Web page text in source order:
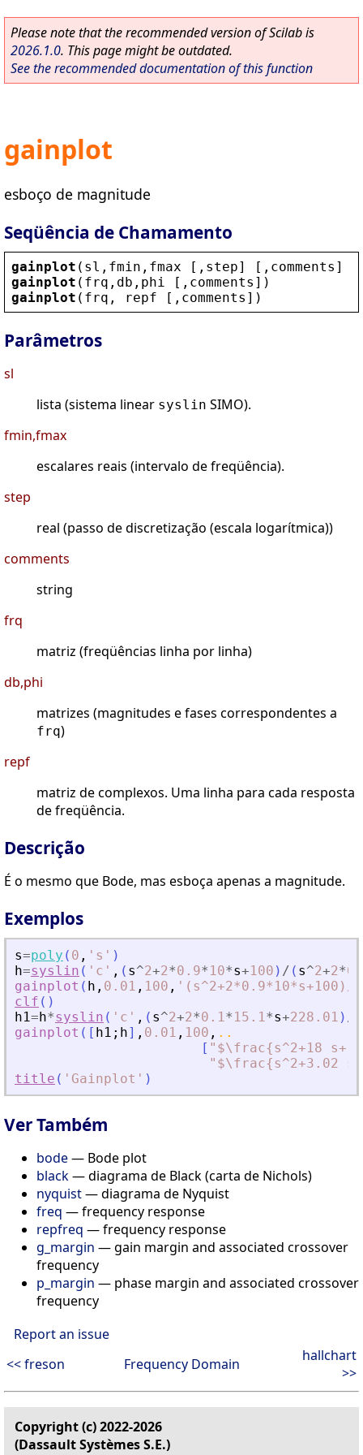
Please note that the recommended version of Scilab is
2026.1.0. This page might be outdated.
See the recommended documentation of this function
gainplot
esboço de magnitude
Seqüência de Chamamento
gainplot ( sl , fmin , fmax [, step] [, comments ] )
gainplot ( frq , db , phi [, comments ])
gainplot ( frq , repf [, comments ])
Parâmetros
sl
lista (sistema linear syslin SIMO).
fmin,fmax
escalares reais (intervalo de freqüência).
step
real (passo de discretização (escala logarítmica))
comments
string
frq
matriz (freqüências linha por linha)
db,phi
matrizes (magnitudes e fases correspondentes a
frq)
repf
matriz de complexos. Uma linha para cada resposta
de freqüência.
Descrição
É o mesmo que Bode, mas esboça apenas a magnitude.
Exemplos
s=poly ( 0 , ' s ' )
h=syslin ( ' c ' , ( s^2+2*0.9* 10*s+100 ) / ( s^2+2*
gainplot ( h , 0.01 , 100 , ' (s^2+2*0.9*10*s+100)/
clf ( )
h1=h*syslin ( ' c ' , ( s^2+2*0.1* 15.1*s+228.01 ) /
gainplot ( [ h1 ; h] , 0.01 , 100 , ..
[ " $\frac{s^2+18
" $\frac{s^2+3.02
title ( ' Gainplot ' )
Ver Também
bode— Bode plot
black— diagrama de Black (carta de Nichols)
nyquist— diagrama de Nyquist
freq — frequency response
repfreq — frequency response
g_margin — gain margin and associated crossover
frequency
p_margin — phase margin and associated crossover
frequency
Report an issue
<< freson
Frequency Domain
hallchart
>>
Copyright (c) 2022-2026
(Dassault Systèmes S.E.)